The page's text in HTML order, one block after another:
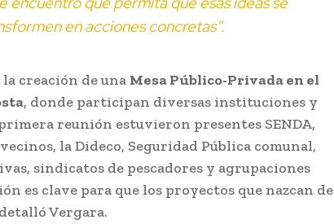
en acciones concretas”.
creación de una Mesa Público-Privada en el
, donde participan diversas instituciones y
reunión estuvieron presentes SENDA,
la Dideco, Seguridad Pública comunal,
sindicatos de pescadores y agrupaciones
es clave para que los proyectos que nazcan de
Vergara.